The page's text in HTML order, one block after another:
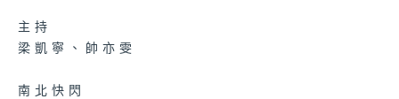
主持
梁凱寧、帥亦雯
南北快閃